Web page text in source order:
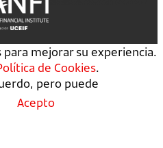
mejorar su experiencia.
de Cookies.
pero puede
Acepto